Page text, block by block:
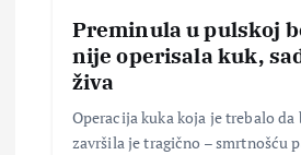
Preminula u pulskoj
nije operisala kuk,
živa
Operacija kuka koja je trebalo
završila je tragično – smrtnošću